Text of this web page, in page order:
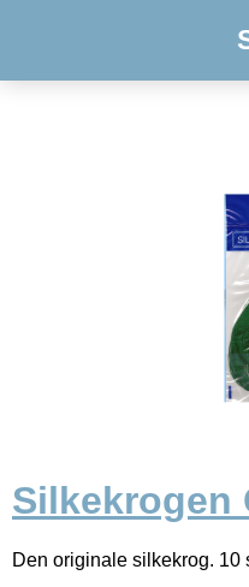
Silkekrogen
Den originale silkekrog. 10